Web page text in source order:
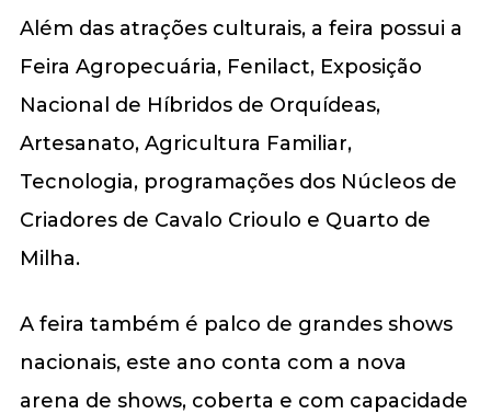
Além das atrações culturais, a feira possui a
Feira Agropecuária, Fenilact, Exposição
Nacional de Híbridos de Orquídeas,
Artesanato, Agricultura Familiar,
Tecnologia, programações dos Núcleos de
Criadores de Cavalo Crioulo e Quarto de
Milha.
A feira também é palco de grandes shows
nacionais, este ano conta com a nova
arena de shows, coberta e com capacidade